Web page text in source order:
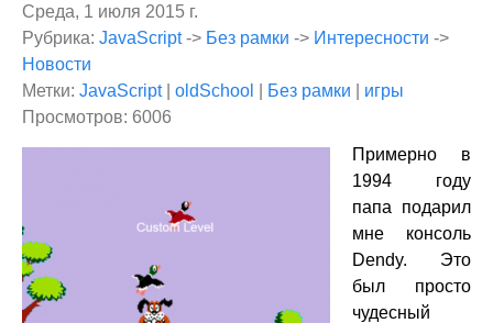
Среда, 1 июля 2015 г.
Рубрика: JavaScript-> Без рамки -> Интересности ->
Новости
Метки: JavaScript| oldSchool Без рамки
игры
Просмотров: 6006
Примерно в
1994 году
папа подарил
мне консоль
Dendy. Это
был просто
чудесный